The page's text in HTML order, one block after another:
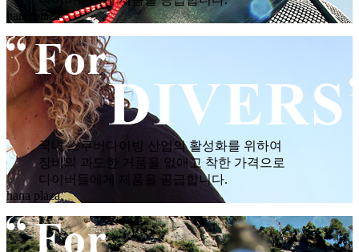
hana plaza
국내 스쿠버다이빙 산업의 활성화를 위하여
장비의 과도한 거품을 없애고 착한 가격으로
다이버들에게 제품을 공급합니다.
hana plaza